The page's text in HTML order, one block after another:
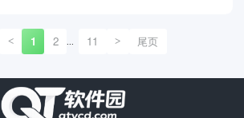
< 1 2 ... 11 > 尾页